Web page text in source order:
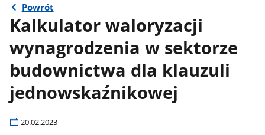
Powrót
Kalkulator waloryzacji
wynagrodzenia w sektorze
budownictwa dla klauzuli
jednowskaźnikowej
20.02.2023